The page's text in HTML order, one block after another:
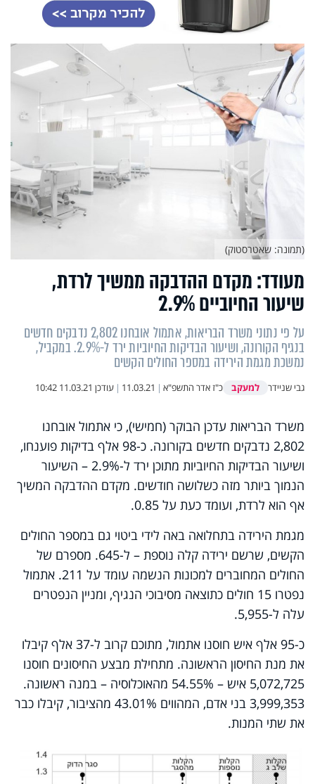
מעודד: מקדם ההדבקה ממשיך לרדת,
שיעור החיוביים 2.9%
על פי נתוני משרד הבריאות, אתמול אובחנו 2,802 נדבקים חדשים
בנגיף הקורונה, ושיעור הבדיקות החיוביות ירד ל-2.9%. במקביל,
נמשכת מגמת הירידה במספר החולים הקשים
גבי שניידר למעקב כ"ז אדר התשפ"א |
11.03.21
| עודכן 11.03.21 10:42
(תמונה: שאטרסטוק)
משרד הבריאות עדכן הבוקר (חמישי), כי אתמול אובחנו
2,802 נדבקים חדשים בקורונה. כ-98 אלף בדיקות פוענחו,
ושיעור הבדיקות החיוביות מתוכן ירד ל-2.9% – השיעור
הנמוך ביותר מזה כשלושה חודשים. מקדם ההדבקה המשיך
אף הוא לרדת, ועומד כעת על 0.85.
מגמת הירידה בתחלואה באה לידי ביטוי גם במספר החולים
הקשים, שרשם ירידה קלה נוספת – ל-645. מספרם של
החולים המחוברים למכונות הנשמה עומד על 211. אתמול
נפטרו 15 חולים כתוצאה מסיבוכי הנגיף, ומניין הנפטרים
עלה ל-5,955.
כ-95 אלף איש חוסנו אתמול, מתוכם קרוב ל-37 אלף קיבלו
את מנת החיסון הראשונה. מתחילת מבצע החיסונים חוסנו
5,072,725 איש – 54.55% מהאוכלוסיה – במנה ראשונה.
3,999,353 בני אדם, המהווים 43.01% מהציבור, קיבלו כבר
את שתי המנות.